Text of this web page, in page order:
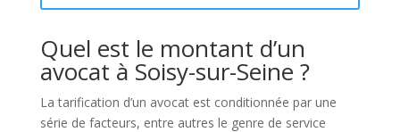
Quel est le montant d’un
avocat à Soisy-sur-Seine ?
La tarification d’un avocat est conditionnée par une
série de facteurs, entre autres le genre de service